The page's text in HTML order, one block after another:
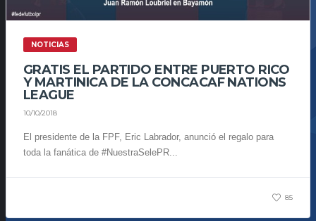
NOTICIAS
GRATIS EL PARTIDO ENTRE PUERTO RICO
Y MARTINICA DE LA CONCACAF NATIONS
LEAGUE
10/10/2018
El presidente de la FPF, Eric Labrador, anunció el regalo para
toda la fanática de #NuestraSelePR...
85